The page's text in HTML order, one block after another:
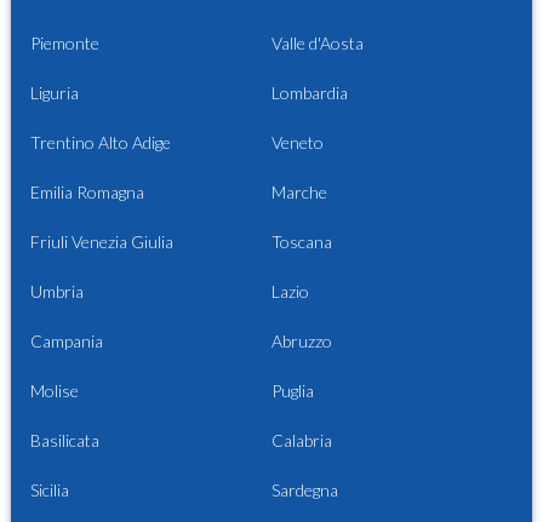
Piemonte Valle d'Aosta
Liguria Lombardia
Trentino Alto Adige Veneto
Emilia Romagna Marche
Friuli Venezia Giulia Toscana
Umbria Lazio
Campania Abruzzo
Molise Puglia
Basilicata Calabria
Sicilia Sardegna